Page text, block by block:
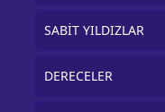
SABİT YILDIZLAR
DERECELER